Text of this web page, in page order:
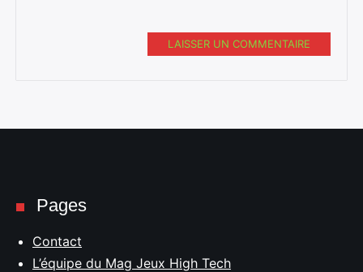
LAISSER UN COMMENTAIRE
Pages
Contact
L’équipe du Mag Jeux High Tech